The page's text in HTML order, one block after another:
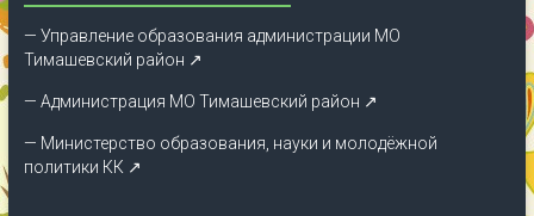
— Управление образования администрации МО
Тимашевский район ↗
— Администрация МО Тимашевский район ↗
— Министерство образования, науки и молодёжной
политики КК ↗